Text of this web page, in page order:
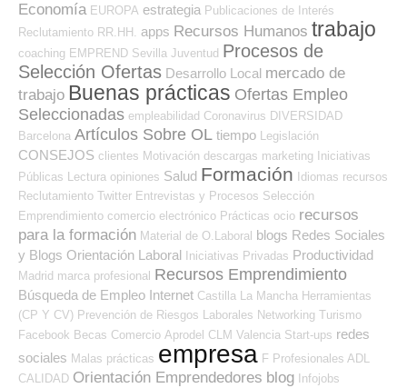
Economía EUROPA estrategia Publicaciones de Interés
Reclutamiento RR.HH. apps Recursos Humanos trabajo
coaching EMPREND Sevilla Juventud Procesos de
Selección Ofertas Desarrollo Local mercado de
trabajo Buenas prácticas Ofertas Empleo
Seleccionadas empleabilidad Coronavirus DIVERSIDAD
Barcelona Artículos Sobre OL tiempo Legislación
CONSEJOS clientes Motivación descargas marketing
Iniciativas
Públicas Lectura opiniones Salud Formación Idiomas recursos
Reclutamiento Twitter Entrevistas y Procesos Selección
Emprendimiento comercio electrónico Prácticas ocio recursos
para la formación Material de O.Laboral blogs Redes Sociales
y Blogs Orientación Laboral Iniciativas Privadas Productividad
Madrid marca profesional Recursos Emprendimiento
Búsqueda de Empleo Internet Castilla La Mancha Herramientas
(CP Y CV) Prevención de Riesgos Laborales Networking Turismo
Facebook Becas Comercio Aprodel CLM Valencia Start-ups redes
sociales Malas prácticas empresa F Profesionales ADL
CALIDAD Orientación Emprendedores blog Infojobs